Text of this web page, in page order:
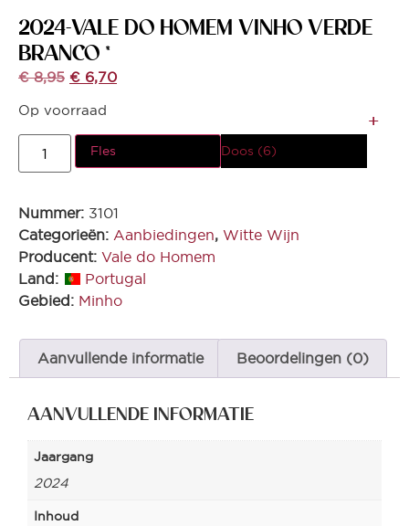
2024-VALE DO HOMEM VINHO VERDE
BRANCO *
€8,95 € 6,70
Op voorraad
Fles Doos (6)
Nummer: 3101
Categorieën: Aanbiedingen, Witte Wijn
Producent: Vale do Homem
Land:
Portugal
Gebied: Minho
Aanvullende informatie Beoordelingen (0)
AANVULLENDE INFORMATIE
Jaargang
2024
Inhoud